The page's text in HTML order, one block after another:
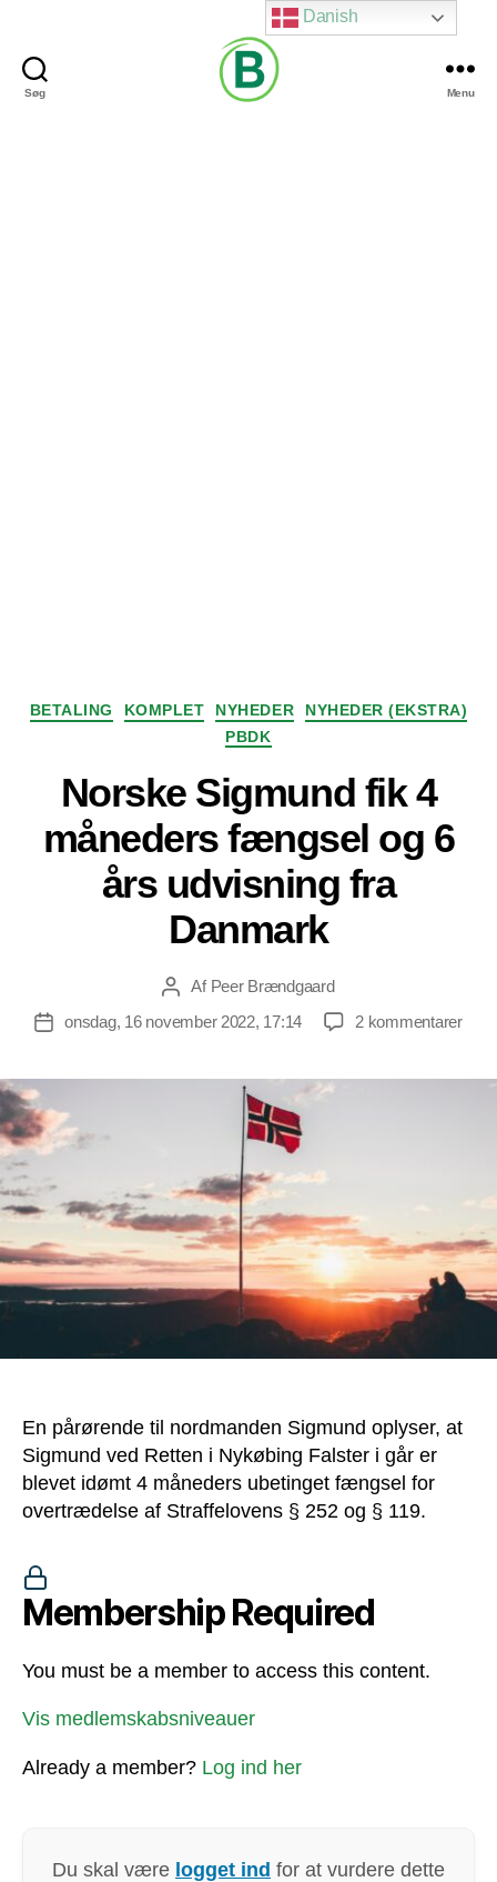
Søg Menu
Kategorier
BETALING KOMPLET NYHEDER
NYHEDER (EKSTRA)
PBDK
Norske Sigmund fik 4
måneders fængsel og 6
års udvisning fra
Danmark
Indlægsforfatter
Af Peer Brændgaard
Indlægsdato
onsdag, 16 november 2022, 17:14 2 kommentarertil
års
fra
En pårørende til nordmanden Sigmund oplyser, at
Sigmund ved Retten i Nykøbing Falster i går er
blevet idømt 4 måneders ubetinget fængsel for
overtrædelse af Straffelovens § 252 og § 119.
Membership Required
You must be a member to access this content.
Vis medlemskabsniveauer
Already a member? Log ind her
Du skal være logget ind for at vurdere dette
Danish